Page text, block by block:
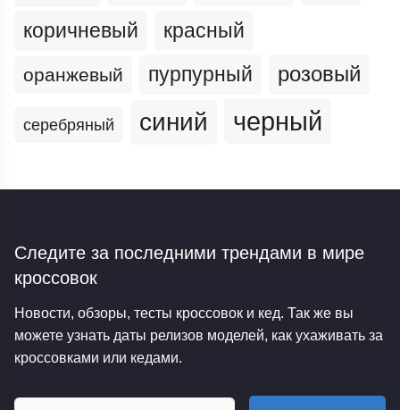
коричневый красный
оранжевый пурпурный розовый
серебряный синий черный
Следите за последними трендами в мире
кроссовок
Новости, обзоры, тесты кроссовок и кед. Так же вы
можете узнать даты релизов моделей, как ухаживать за
кроссовками или кедами.